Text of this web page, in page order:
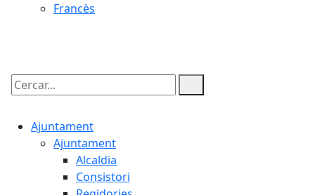
Francès
Cercar:
Ajuntament
Ajuntament
Alcaldia
Consistori